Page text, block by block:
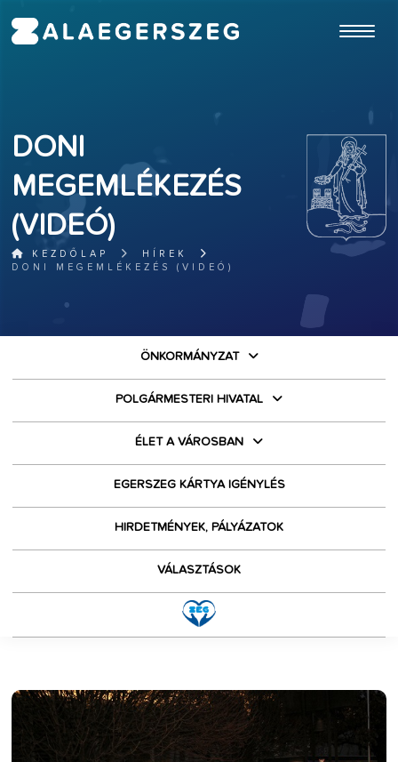
DONI
MEGEMLÉKEZÉS
(VIDEÓ)
KEZDŐLAP
HÍREK
DONI MEGEMLÉKEZÉS (VIDEÓ)
ÖNKORMÁNYZAT
POLGÁRMESTERI HIVATAL
ÉLET A VÁROSBAN
EGERSZEG KÁRTYA IGÉNYLÉS
HIRDETMÉNYEK, PÁLYÁZATOK
VÁLASZTÁSOK